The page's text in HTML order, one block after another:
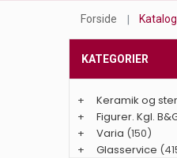
Forside Katalog
KATEGORIER
+ Keramik og
+
Figurer. Kgl.
+
Varia (150)
+
Glasservice